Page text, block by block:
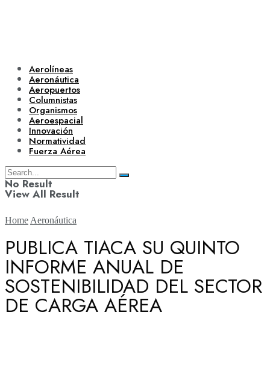
Aerolíneas
Aeronáutica
Aeropuertos
Columnistas
Organismos
Aeroespacial
Innovación
Normatividad
Fuerza Aérea
No Result
View All Result
Aerolíneas
Aeronáutica
Home Aeronáutica
PUBLICA TIACA SU QUINTO
INFORME ANUAL DE
SOSTENIBILIDAD DEL SECTOR
DE CARGA AÉREA